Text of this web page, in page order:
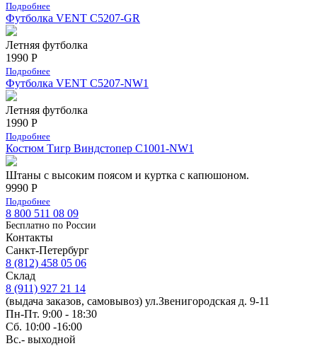
Подробнее
Футболка VENT C5207-GR
Летняя футболка
1990 Р
Подробнее
Футболка VENT C5207-NW1
Летняя футболка
1990 Р
Подробнее
Костюм Тигр Виндстопер C1001-NW1
Штаны с высоким поясом и куртка с капюшоном.
9990 Р
Подробнее
8 800 511 08 09
Бесплатно по Роcсии
Контакты
Санкт-Петербург
8 (812) 458 05 06
Склад
8 (911) 927 21 14
(выдача заказов, самовывоз) ул.Звенигородская д. 9-11
Пн-Пт. 9:00 - 18:30
Сб. 10:00 -16:00
Вс.- выходной